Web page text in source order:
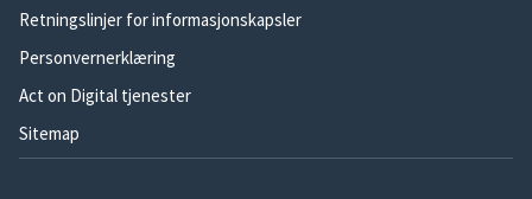
Retningslinjer for informasjonskapsler
Personvernerklæring
Act on Digital tjenester
Sitemap